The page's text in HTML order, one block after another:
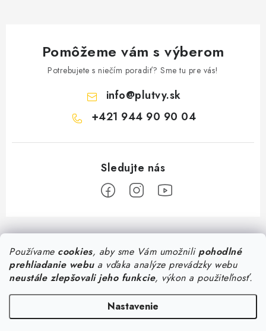
Používame cookies, aby sme Vám umožnilipohodlné
prehliadanie webua vďaka analýze prevádzky webu
neustále zlepšovali jeho funkcie, výkon a použiteľnosť.
Nastavenie
Pomôžeme vám s výberom
Potrebujete s niečím poradiť? Sme tu pre vás!
info@plutvy.sk
+421 944 90 90 04
Z
á
Predajňa Plutvy.sk
Pon - Pia 8:30 - 17:00
Šustekova 45, Bratislava
0944 90 90 04
Všetko o nákupe
Konzultácia so špecialistom